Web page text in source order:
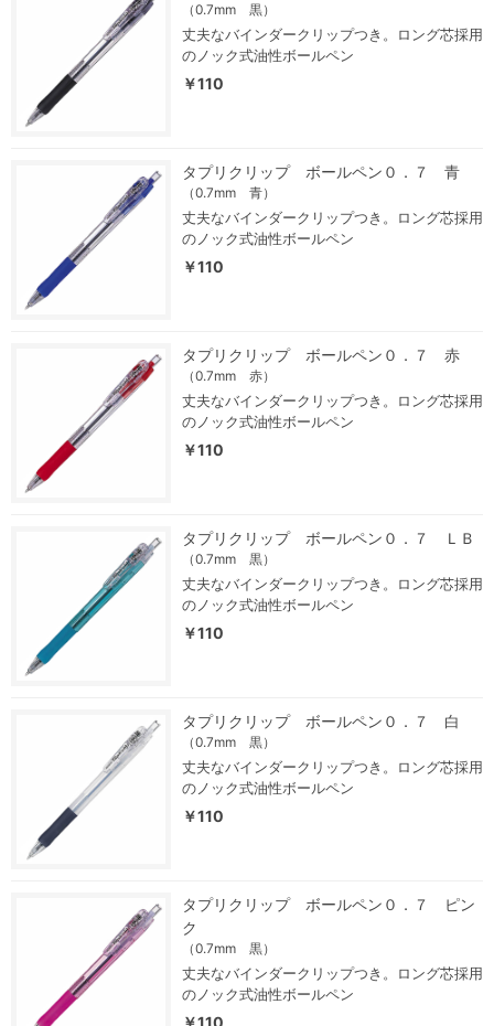
（0.7mm 黒）
丈夫なバインダークリップつき。ロング芯採用
のノック式油性ボールペン
￥110
タプリクリップ ボールペン０．７ 青
（0.7mm 青）
丈夫なバインダークリップつき。ロング芯採用
のノック式油性ボールペン
￥110
タプリクリップ ボールペン０．７ 赤
（0.7mm 赤）
丈夫なバインダークリップつき。ロング芯採用
のノック式油性ボールペン
￥110
タプリクリップ ボールペン０．７ ＬＢ
（0.7mm 黒）
丈夫なバインダークリップつき。ロング芯採用
のノック式油性ボールペン
￥110
タプリクリップ ボールペン０．７ 白
（0.7mm 黒）
丈夫なバインダークリップつき。ロング芯採用
のノック式油性ボールペン
￥110
タプリクリップ ボールペン０．７ ピン
ク
（0.7mm 黒）
丈夫なバインダークリップつき。ロング芯採用
のノック式油性ボールペン
￥110